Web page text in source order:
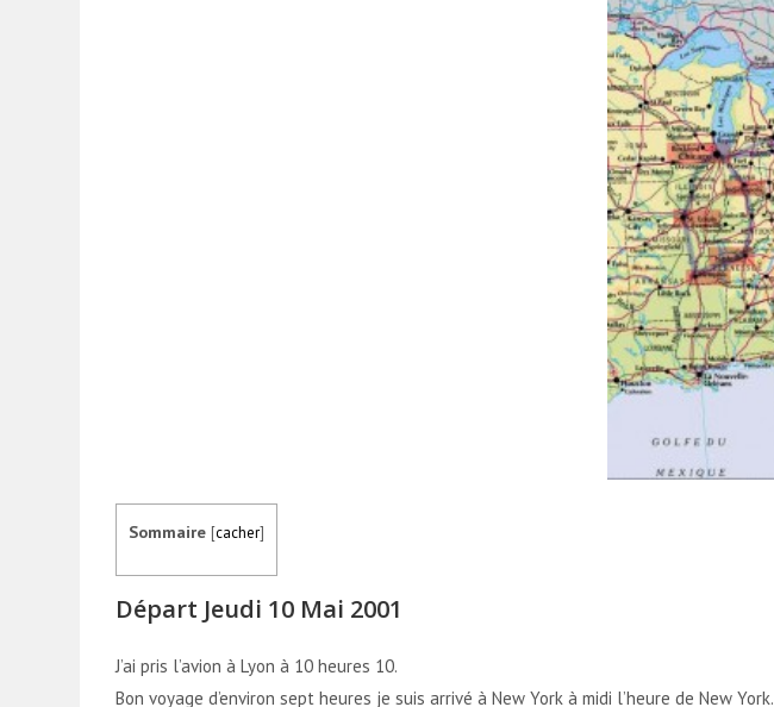
Sommaire [cacher]
Départ Jeudi 10 Mai 2001
J’ai pris l’avion à Lyon à 10 heures 10.
Bon voyage d’environ sept heures je suis arrivé à New York à midi l’heure de New York.